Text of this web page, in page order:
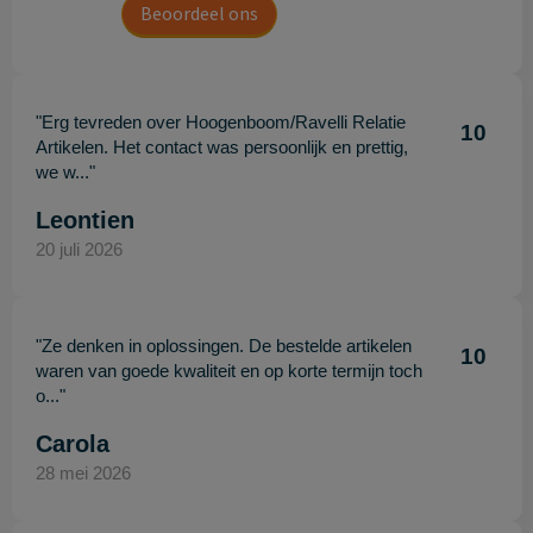
Beoordeel ons
"Erg tevreden over Hoogenboom/Ravelli Relatie
Artikelen. Het contact was persoonlijk en prettig,
we w..."
10
Leontien
20 juli 2026
"Ze denken in oplossingen. De bestelde artikelen
waren van goede kwaliteit en op korte termijn toch
o..."
10
Carola
28 mei 2026